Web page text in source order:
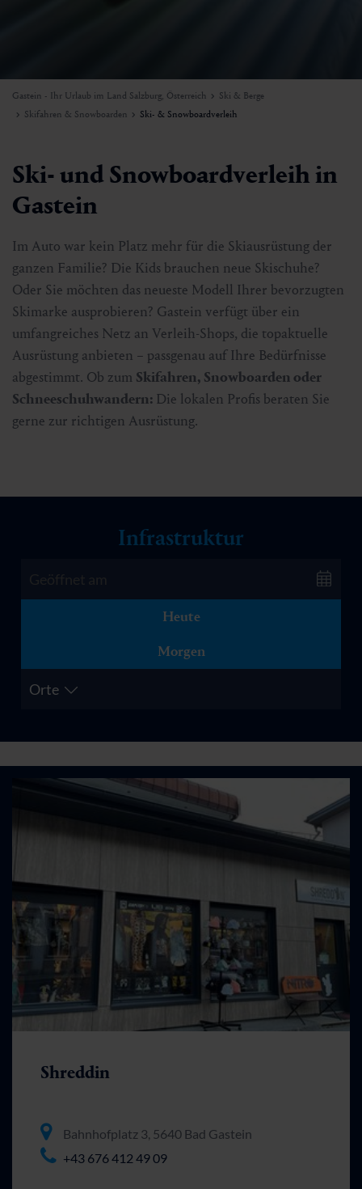
Gastein - Ihr Urlaub im Land Salzburg, Österreich
Ski & Berge
Skifahren & Snowboarden
Ski- & Snowboardverleih
Ski- und Snowboardverleih in
Gastein
Im Auto war kein Platz mehr für die Skiausrüstung der
ganzen Familie? Die Kids brauchen neue Skischuhe?
Oder Sie möchten das neueste Modell Ihrer bevorzugten
Skimarke ausprobieren? Gastein verfügt über ein
umfangreiches Netz an Verleih-Shops, die topaktuelle
Ausrüstung anbieten – passgenau auf Ihre Bedürfnisse
abgestimmt. Ob zum Skifahren, Snowboarden oder
Schneeschuhwandern: Die lokalen Profis beraten Sie
gerne zur richtigen Ausrüstung.
Infrastruktur
Heute
Morgen
Orte
Shreddin
Bahnhofplatz 3, 5640 Bad Gastein
+43 676 412 49 09